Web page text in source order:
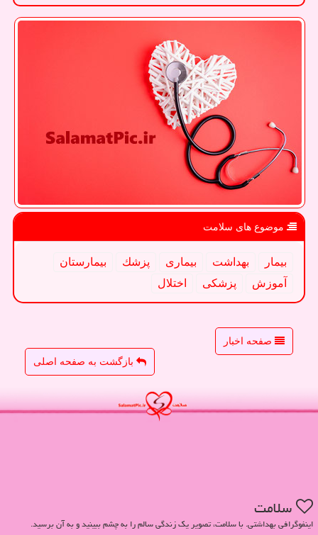
موضوع های سلامت
بیمار بهداشت بیماری پزشك
بیمارستان
آموزش
پزشكی اختلال
صفحه اخبار
بازگشت به صفحه اصلی
سلامت
اینفوگرافی بهداشتی. با سلامت، تصویر یک زندگی سالم را به چشم ببینید و به آن برسید.